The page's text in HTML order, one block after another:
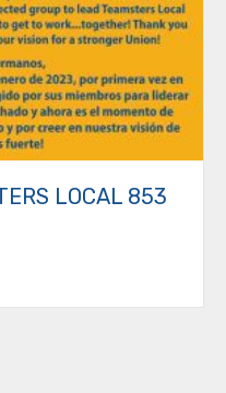
LOCAL 853